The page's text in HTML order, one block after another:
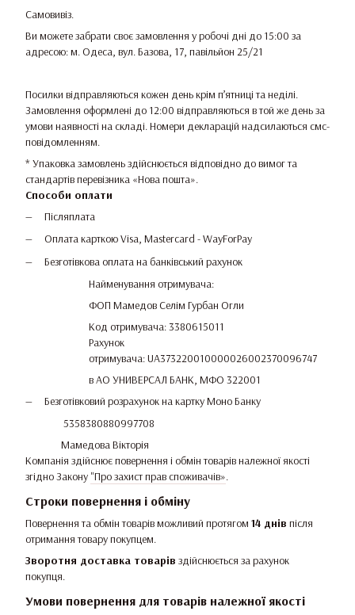
Самовивіз.
Ви можете забрати своє замовлення у робочі дні до 15:00 за
адресою: м. Одеса, вул. Базова, 17, павільйон 25/21
Посилки відправляються кожен день крім п’ятниці та неділі.
Замовлення оформлені до 12:00 відправляються в той же день за
умови наявності на складі. Номери декларацій надсилаються смс-
повідомленням.
* Упаковка замовлень здійснюється відповідно до вимог та
стандартів перевізника «Нова пошта».
Способи оплати
Післяплата
Оплата карткою Visa, Mastercard - WayForPay
Безготівкова оплата на банківський рахунок
Найменування отримувача:
ФОП Мамедов Селім Гурбан Огли
Код отримувача: 3380615011
Рахунок
отримувача: UA373220010000026002370096747
в АО УНИВЕРСАЛ БАНК, МФО 322001
Безготівковий розрахунок на картку Моно Банку
5358380880997708
Мамедова Вікторія
Компанія здійснює повернення і обмін товарів належної якості
згідно Закону "Про захист прав споживачів».
Строки повернення і обміну
Повернення та обмін товарів можливий протягом 14 днів після
отримання товару покупцем.
Зворотня доставка товарів здійснюється за рахунок
покупця.
Умови повернення для товарів належної якості